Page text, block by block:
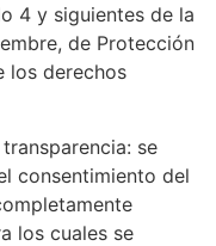
4 y siguientes de la
de Protección
los derechos
se
consentimiento del
los cuales se